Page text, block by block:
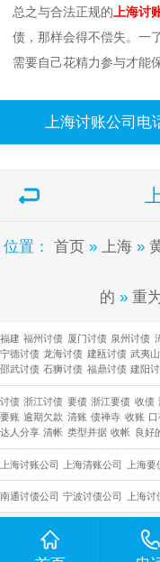
总之与合法正规的 上海讨
债，那样会得不偿失。一
需要自己花精力参与才能
上海讨账公司电
位置： 首页 » 上海 »
的 » 重
福建 福州讨债 厦门讨债 泉州讨债
宁德讨债 龙海讨债 建瓯讨债 武夷
邵武讨债 石狮讨债 福鼎讨债 建阳
讨债 浙江讨债 要债 浙江要债 收债
要账 逾期欠款 清账 债禅寺 收账
达人分享 清帐 类型并据 收帐 良好
上海讨账公司 上海清账公司 上海
南通讨债公司 宁波讨债公司 上海讨